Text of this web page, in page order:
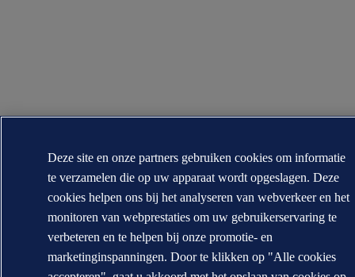
Deze site en onze partners gebruiken cookies om informatie
te verzamelen die op uw apparaat wordt opgeslagen. Deze
cookies helpen ons bij het analyseren van webverkeer en het
monitoren van webprestaties om uw gebruikerservaring te
verbeteren en te helpen bij onze promotie- en
marketinginspanningen. Door te klikken op "Alle cookies